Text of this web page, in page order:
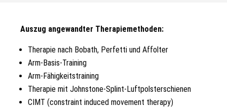
Auszug angewandter Therapiemethoden:
Therapie nach Bobath, Perfetti und Affolter
Arm-Basis-Training
Arm-Fähigkeitstraining
Therapie mit Johnstone-Splint-Luftpolsterschienen
CIMT (constraint induced movement therapy)